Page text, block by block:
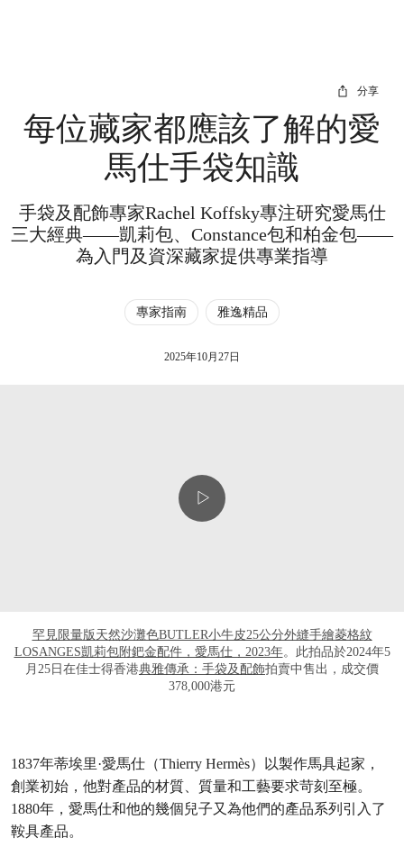
分享
每位藏家都應該了解的愛
馬仕手袋知識
手袋及配飾專家Rachel Koffsky專注研究愛馬仕
三大經典——凱莉包、Constance包和柏金包——
為入門及資深藏家提供專業指導
專家指南 雅逸精品
2025年10月27日
罕見限量版天然沙灘色BUTLER小牛皮25公分外縫手繪菱格紋
LOSANGES凱莉包附鈀金配件，愛馬仕，2023年。此拍品於2024年5
月25日在佳士得香港典雅傳承：手袋及配飾拍賣中售出，成交價
378,000港元
1837年蒂埃里·愛馬仕（Thierry Hermès）以製作馬具起家，
創業初始，他對產品的材質、質量和工藝要求苛刻至極。
1880年，愛馬仕和他的幾個兒子又為他們的產品系列引入了
鞍具產品。